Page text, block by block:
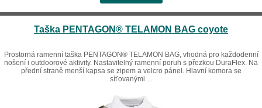
Taška PENTAGON® TELAMON BAG coyote
Prostorná ramenní taška PENTAGON® TELAMON BAG, vhodná pro každodenní
nošení i outdoorové aktivity. Nastavitelný ramenní poruh s přezkou DuraFlex. Na
přední straně menší kapsa se zipem a velcro pánel. Hlavní komora se
síťovanými ...